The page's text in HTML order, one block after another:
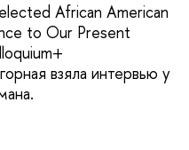
African American
to Our Present
взяла интервью у